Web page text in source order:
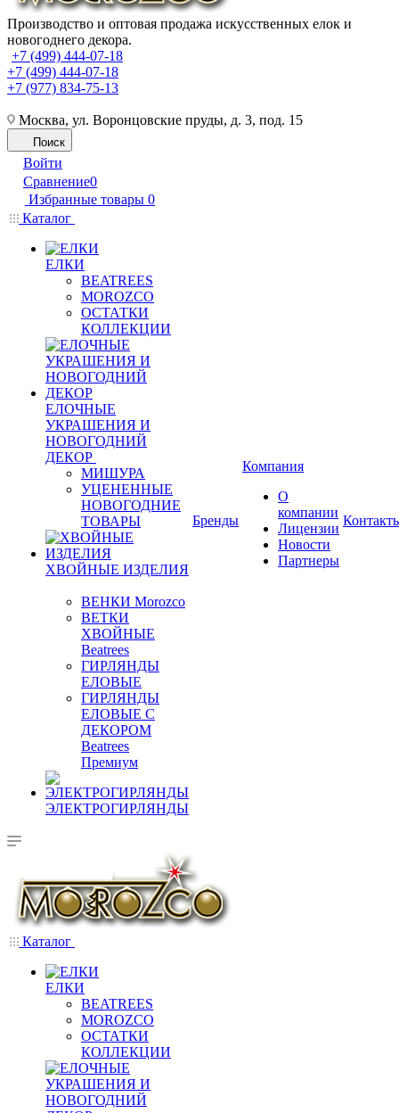
Производство и оптовая продажа искусственных елок и
новогоднего декора.
+7 (499) 444-07-18
+7 (499) 444-07-18
+7 (977) 834-75-13
Москва, ул. Воронцовские пруды, д. 3, под. 15
Поиск
Войти
Сравнение0
Избранные товары 0
Каталог
ЕЛКИ
BEATREES
MOROZCO
ОСТАТКИ
КОЛЛЕКЦИИ
ЕЛОЧНЫЕ
УКРАШЕНИЯ И
НОВОГОДНИЙ
ДЕКОР
МИШУРА
УЦЕНЕННЫЕ
НОВОГОДНИЕ
ТОВАРЫ
ХВОЙНЫЕ ИЗДЕЛИЯ
ВЕНКИ Morozco
ВЕТКИ
ХВОЙНЫЕ
Beatrees
ГИРЛЯНДЫ
ЕЛОВЫЕ
ГИРЛЯНДЫ
ЕЛОВЫЕ С
ДЕКОРОМ
Beatrees
Премиум
ЭЛЕКТРОГИРЛЯНДЫ
Бренды
Компания
О
компании
Лицензии
Новости
Партнеры
Каталог
ЕЛКИ
BEATREES
MOROZCO
ОСТАТКИ
КОЛЛЕКЦИИ